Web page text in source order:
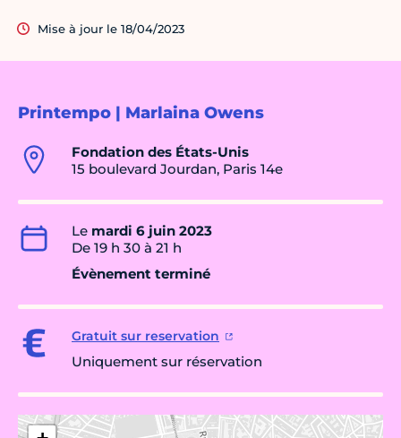
Printempo | Marlaina Owens
Fondation des États-Unis
15 boulevard Jourdan, Paris 14e
Le mardi 6 juin 2023
De 19 h 30 à 21 h
Évènement terminé
Gratuit sur reservation
Uniquement sur réservation
Mise à jour le 18/04/2023